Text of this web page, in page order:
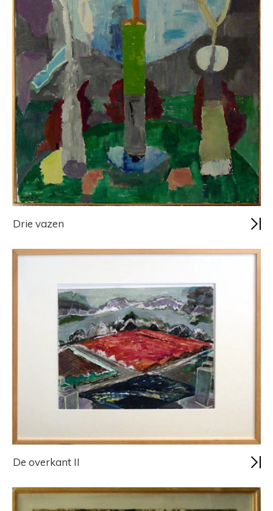
Drie vazen
De overkant II